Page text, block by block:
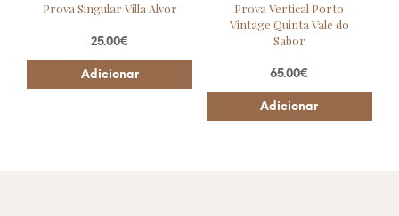
Prova Singular Villa Alvor
25.00€
Adicionar
Prova Vertical Porto
Vintage Quinta Vale do
Sabor
65.00€
Adicionar